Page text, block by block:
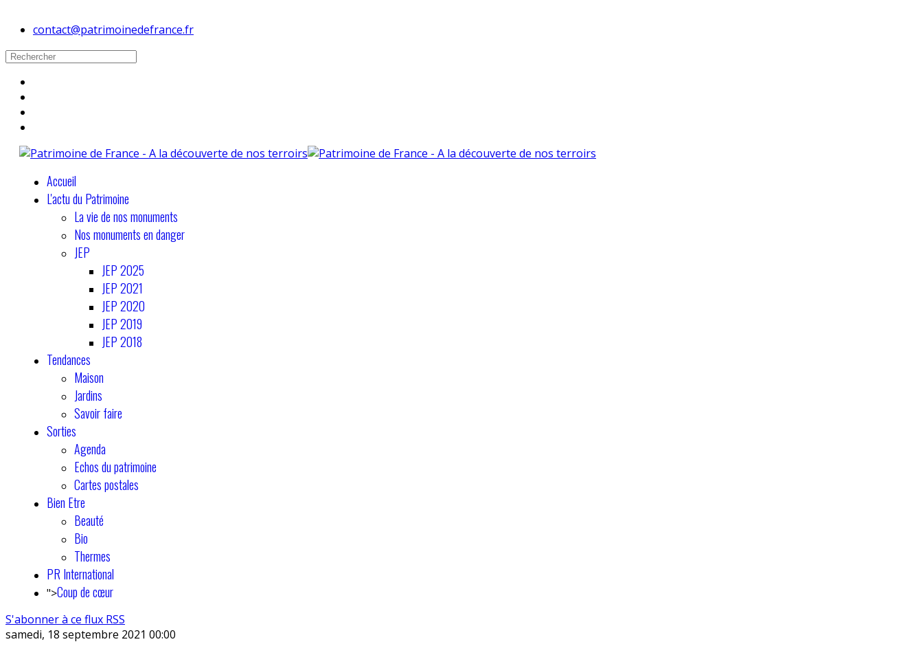
contact@patrimoinedefrance.fr
Accueil
L'actu du Patrimoine
La vie de nos monuments
Nos monuments en danger
JEP
JEP 2025
JEP 2021
JEP 2020
JEP 2019
JEP 2018
Tendances
Maison
Jardins
Savoir faire
Sorties
Agenda
Echos du patrimoine
Cartes postales
Bien Etre
Beauté
Bio
Thermes
PR International
">Coup de cœur
S'abonner à ce flux RSS
samedi, 18 septembre 2021 00:00